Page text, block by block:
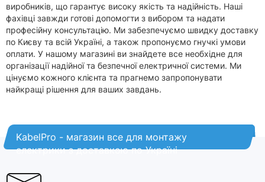
виробників, що гарантує високу якість та надійність. Наші
фахівці завжди готові допомогти з вибором та надати
професійну консультацію. Ми забезпечуємо швидку доставку
по Києву та всій Україні, а також пропонуємо гнучкі умови
оплати. У нашому магазині ви знайдете все необхідне для
організації надійної та безпечної електричної системи. Ми
цінуємо кожного клієнта та прагнемо запропонувати
найкращі рішення для ваших завдань.
KabelPro - магазин все для монтажу
електрики з доставкою по Україні